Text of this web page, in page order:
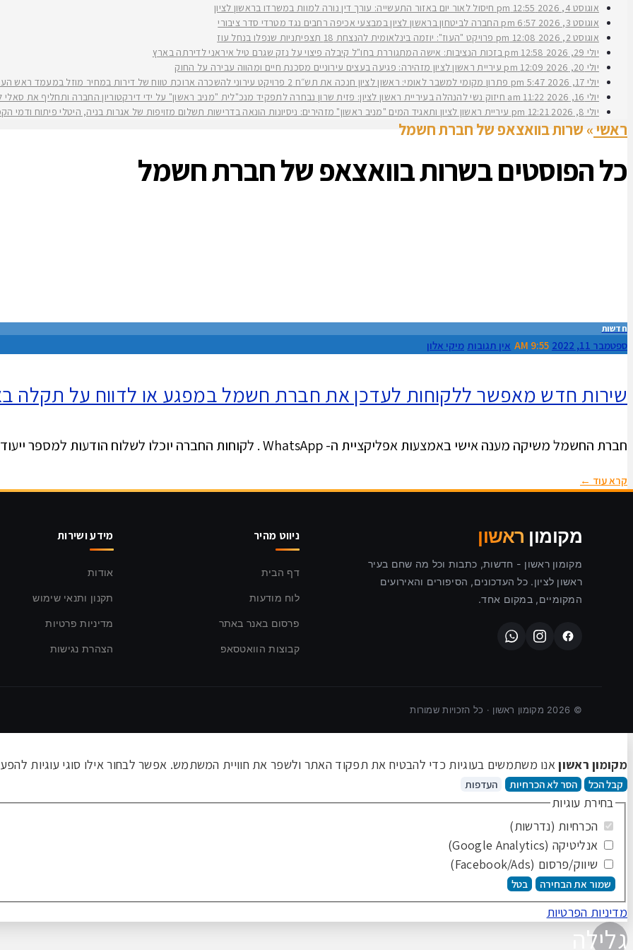
אוגוסט 4, 2026
12:55 pm
חיסול לאור יום באזור התעשייה: עורך דין נורה למוות במשרדו בראשון לציון
אוגוסט 3, 2026
6:57 pm
החברה לביטחון בראשון לציון במבצעי אכיפה רחבים נגד מטרדי סדר ציבורי
אוגוסט 2, 2026
12:08 pm
פרויקט "העוז": יוזמה בינלאומית להנצחת 18 תצפיתניות שנפלו בנחל עוז
יולי 29, 2026
12:58 pm
בזכות הנציבות: אישה המתגוררת בחו"ל קיבלה פיצוי על נזק שגרם טיל איראני לדירתה בארץ
יולי 20, 2026
12:09 pm
עיריית ראשון לציון מזהירה: פגיעה בעצים עירוניים מסכנת חיים ומהווה עבירה על החוק
יולי 17, 2026
5:47 pm
פתרון מקומי למשבר לאומי: ראשון לציון חנכה את תש״ח 2 פרויקט עירוני להשכרה ארוכת טווח של דירות במחיר מוזל במעמד ראש העירייה רז קינסטליך
יולי 16, 2026
11:22 am
חיזוק נשי להנהלה בעיריית ראשון לציון: פזית שרון נבחרה לתפקיד מנכ"לית "מניב ראשון" על ידי דירקטוריון החברה ותחליף את סאלי לוי שפורשת
יולי 8, 2026
12:21 pm עיריית ראשון לציון ותאגיד המים "מניב ראשון" מזהירים: ניסיונות הונאה בדרישות תשלום מזויפות של אגרות בניה, היטלי פיתוח
ראשי» שרות בוואצאפ של חברת חשמל
כל הפוסטים בשרות בוואצאפ של חברת חשמל
חדשות
ספטמבר 11, 2022 9:55 AM אין תגובות מיקי אלון
שירות חדש מאפשר ללקוחות לעדכן את חברת חשמל במפגע או לדווח על
חברת החשמל משיקה מענה אישי באמצעות אפליקציית ה- WhatsApp . לקוחות החברה יוכלו לשלוח הודעות למספר ייעודי (055-7000103), תוך שימוש
קרא עוד ←
מקומון ראשון
מקומון ראשון - חדשות, כתבות וכל מה שחם בעיר
ראשון לציון. כל העדכונים, הסיפורים והאירועים
המקומיים, במקום אחד.
ניווט מהיר
דף הבית
לוח מודעות
פרסום באנר באתר
קבוצות הוואטסאפ
מידע ושירות
אודות
תקנון ותנאי שימוש
מדיניות פרטיות
הצהרת נגישות
©
2026 מקומון ראשון · כל הזכויות שמורות
מקומון ראשוןאנו משתמשים בעוגיות כדי להבטיח את תפקוד האתר ולשפר את חוויית המשתמש. אפשר לבחור אילו סוגי עוגיות
קבל הכל הסר לא הכרחיות העדפות
בחירת עוגיות
הכרחיות (נדרשות)
אנליטיקה (Google Analytics)
שיווק/פרסום (Facebook/Ads)
שמור את הבחירה בטל
מדיניות הפרטיות
גלילה